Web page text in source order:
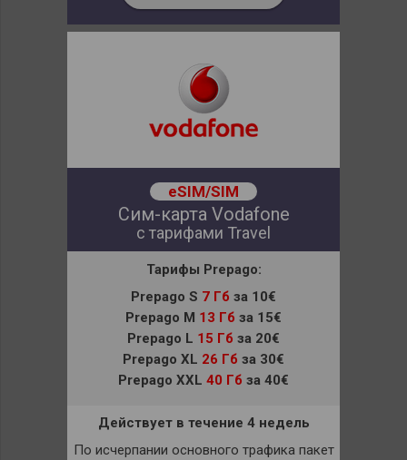
eSIM/SIM
Сим-карта Vodafone
с тарифами Travel
Тарифы Prepago:
Prepago S 7 Гб за 10€
Prepago M 13 Гб за 15€
Prepago L 15 Гб за 20€
Prepago XL 26 Гб за 30€
Prepago XXL 40 Гб за 40€
Действует в течение 4 недель
По исчерпании основного трафика пакет